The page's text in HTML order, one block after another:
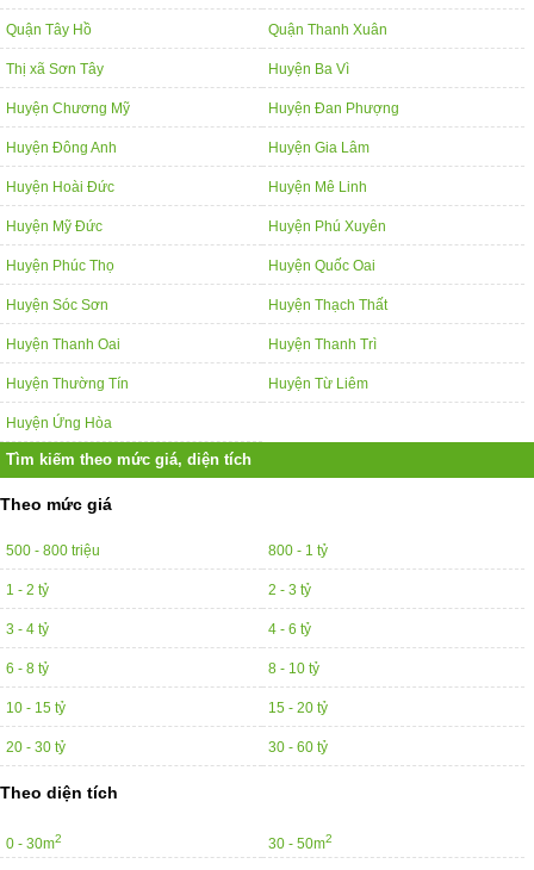
Quận Tây Hồ Quận Thanh Xuân
Thị xã Sơn Tây Huyện Ba Vì
Huyện Chương Mỹ Huyện Đan Phượng
Huyện Đông Anh Huyện Gia Lâm
Huyện Hoài Đức Huyện Mê Linh
Huyện Mỹ Đức Huyện Phú Xuyên
Huyện Phúc Thọ Huyện Quốc Oai
Huyện Sóc Sơn Huyện Thạch Thất
Huyện Thanh Oai Huyện Thanh Trì
Huyện Thường Tín Huyện Từ Liêm
Huyện Ứng Hòa
Tìm kiếm theo mức giá, diện tích
Theo mức giá
500 - 800 triệu 800 - 1 tỷ
1 - 2 tỷ 2 - 3 tỷ
3 - 4 tỷ 4 - 6 tỷ
6 - 8 tỷ 8 - 10 tỷ
10 - 15 tỷ 15 - 20 tỷ
20 - 30 tỷ 30 - 60 tỷ
Theo diện tích
0 - 30m2 30 - 50m2